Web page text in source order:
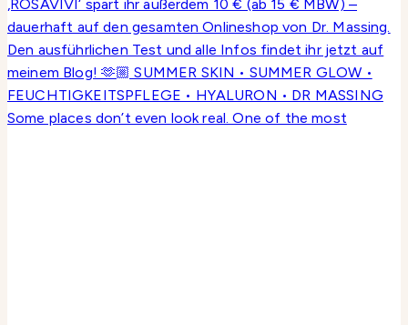
Some places don’t even look real. One of the most